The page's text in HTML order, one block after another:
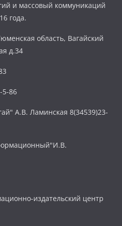
и массовый коммуникаций
года.
область, Вагайский
д.34
5-86
А.В. Ламинская 8(34539)23-
издательский центр